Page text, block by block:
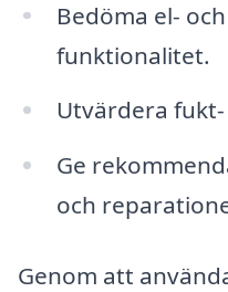
Bedöma el-
funktionalitet.
Utvärdera
Ge
och
Genom att